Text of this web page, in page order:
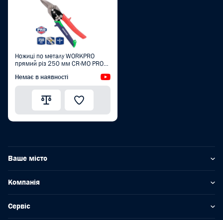
Ножиці по металу WORKPRO
прямий різ 250 мм CR-MO PRO
Немає в наявності
Ваше місто
Компанія
Сервіс